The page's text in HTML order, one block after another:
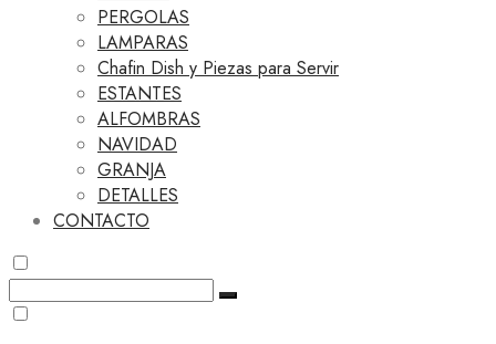
PERGOLAS
LAMPARAS
Chafin Dish y Piezas para Servir
ESTANTES
ALFOMBRAS
NAVIDAD
GRANJA
DETALLES
CONTACTO